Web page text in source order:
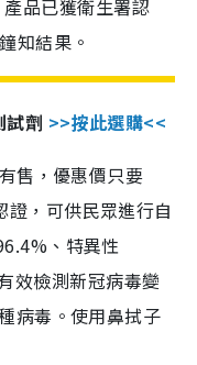
品已獲衛生署認
知結果。
試劑 >>按此選購<<
售，優惠價只要
，可供民眾進行自
、特異性
效檢測新冠病毒變
病毒。使用鼻拭子